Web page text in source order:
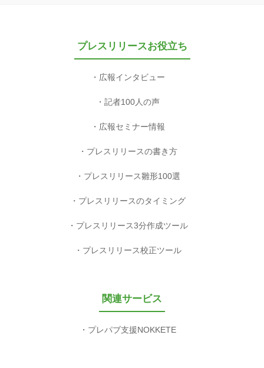
プレスリリースお役立ち
広報インタビュー
記者100人の声
広報セミナー情報
プレスリリースの書き方
プレスリリース雛形100選
プレスリリースのタイミング
プレスリリース3分作成ツール
プレスリリース校正ツール
関連サービス
プレパブ支援NOKKETE